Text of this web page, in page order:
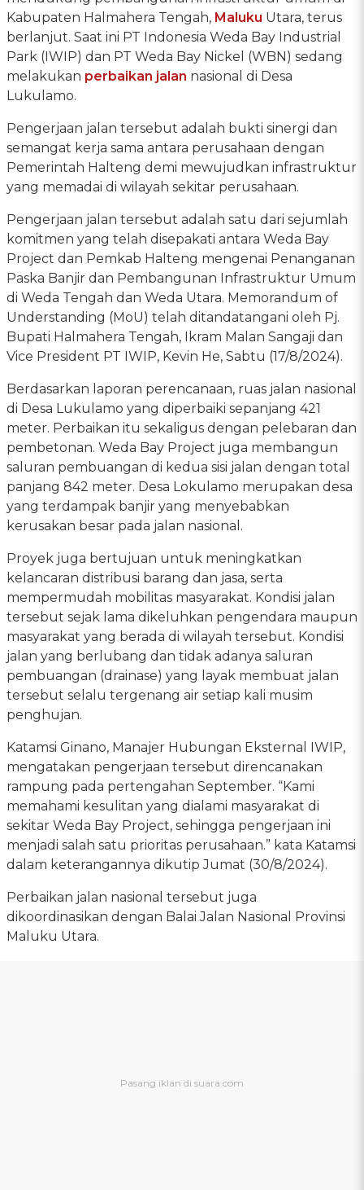
Kabupaten Halmahera Tengah, Maluku Utara, terus
berlanjut. Saat ini PT Indonesia Weda Bay Industrial
Park (IWIP) dan PT Weda Bay Nickel (WBN) sedang
melakukan perbaikan jalan nasional di Desa
Lukulamo.
Pengerjaan jalan tersebut adalah bukti sinergi dan
semangat kerja sama antara perusahaan dengan
Pemerintah Halteng demi mewujudkan infrastruktur
yang memadai di wilayah sekitar perusahaan.
Pengerjaan jalan tersebut adalah satu dari sejumlah
komitmen yang telah disepakati antara Weda Bay
Project dan Pemkab Halteng mengenai Penanganan
Paska Banjir dan Pembangunan Infrastruktur Umum
di Weda Tengah dan Weda Utara. Memorandum of
Understanding (MoU) telah ditandatangani oleh Pj.
Bupati Halmahera Tengah, Ikram Malan Sangaji dan
Vice President PT IWIP, Kevin He, Sabtu (17/8/2024).
Berdasarkan laporan perencanaan, ruas jalan nasional
di Desa Lukulamo yang diperbaiki sepanjang 421
meter. Perbaikan itu sekaligus dengan pelebaran dan
pembetonan. Weda Bay Project juga membangun
saluran pembuangan di kedua sisi jalan dengan total
panjang 842 meter. Desa Lokulamo merupakan desa
yang terdampak banjir yang menyebabkan
kerusakan besar pada jalan nasional.
Proyek juga bertujuan untuk meningkatkan
kelancaran distribusi barang dan jasa, serta
mempermudah mobilitas masyarakat. Kondisi jalan
tersebut sejak lama dikeluhkan pengendara maupun
masyarakat yang berada di wilayah tersebut. Kondisi
jalan yang berlubang dan tidak adanya saluran
pembuangan (drainase) yang layak membuat jalan
tersebut selalu tergenang air setiap kali musim
penghujan.
Katamsi Ginano, Manajer Hubungan Eksternal IWIP,
mengatakan pengerjaan tersebut direncanakan
rampung pada pertengahan September. “Kami
memahami kesulitan yang dialami masyarakat di
sekitar Weda Bay Project, sehingga pengerjaan ini
menjadi salah satu prioritas perusahaan.” kata Katamsi
dalam keterangannya dikutip Jumat (30/8/2024).
Perbaikan jalan nasional tersebut juga
dikoordinasikan dengan Balai Jalan Nasional Provinsi
Maluku Utara.